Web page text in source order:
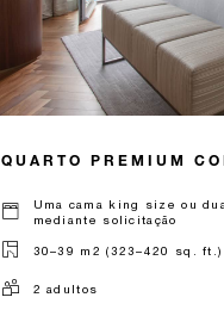
QUARTO PREMIUM
Uma cama king size ou
mediante solicitação
30–39 m2 (323–420 sq. ft.)
2 adultos